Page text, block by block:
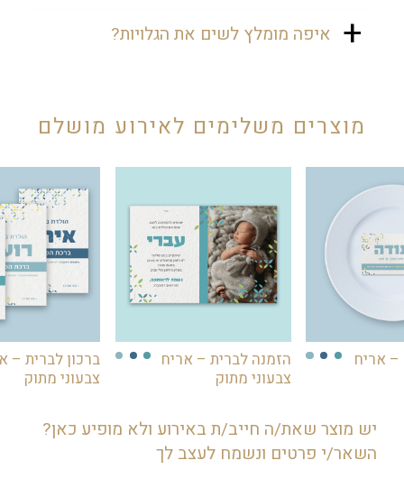
את גלויות הברכה שמים בכניסה לאולם,
ועליהן האורחים כותבים ברכה ומכניסים
איפה מומלץ לשים את הגלויות?
מוצרים משלימים לאירוע מושלם
– אריח
הזמנה לברית – אריח
צבעוני מתוק
ברכון לברית –
צבעוני מתוק
יש מוצר שאת/ה חייב/ת באירוע ולא מופיע כאן?
השאר/י פרטים ונשמח לעצב לך